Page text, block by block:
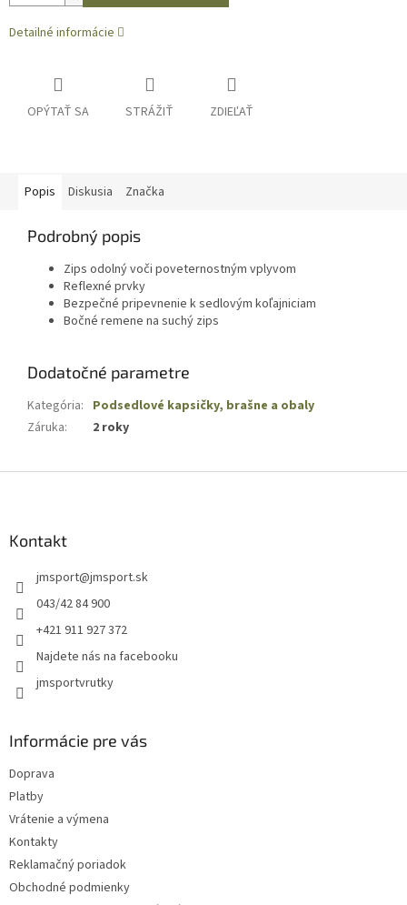
Detailné informácie
OPÝTAŤ SA STRÁŽIŤ ZDIEĽAŤ
Popis Diskusia Značka
Podrobný popis
Zips odolný voči poveternostným vplyvom
Reflexné prvky
Bezpečné pripevnenie k sedlovým koľajniciam
Bočné remene na suchý zips
Dodatočné parametre
Kategória: Podsedlové kapsičky, brašne a obaly
Záruka: 2 roky
Kontakt
jmsport@jmsport.sk
043/42 84 900
+421 911 927 372
Najdete nás na facebooku
jmsportvrutky
Informácie pre vás
Doprava
Platby
Vrátenie a výmena
Kontakty
Reklamačný poriadok
Obchodné podmienky